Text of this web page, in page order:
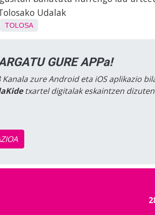
Udalak
TOLOSA
GURE APPa!
Kanala zure Android eta iOS aplikazio
txartel digitalak eskaintzen